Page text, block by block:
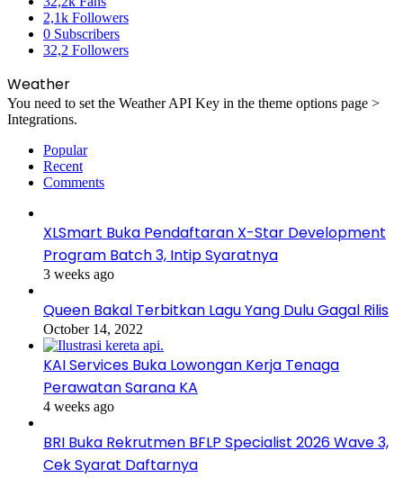
2,1k Followers
0 Subscribers
32,2 Followers
Weather
You need to set the Weather API Key in the theme options page >
Integrations.
Popular
Recent
Comments
XLSmart Buka Pendaftaran X-Star Development
Program Batch 3, Intip Syaratnya
3 weeks ago
Queen Bakal Terbitkan Lagu Yang Dulu Gagal Rilis
October 14, 2022
KAI Services Buka Lowongan Kerja Tenaga
Perawatan Sarana KA
4 weeks ago
BRI Buka Rekrutmen BFLP Specialist 2026 Wave 3,
Cek Syarat Daftarnya